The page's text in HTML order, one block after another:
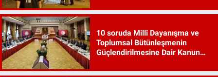
10 soruda Milli Dayanışma ve
Toplumsal Bütünleşmenin
Güçlendirilmesine Dair Kanun